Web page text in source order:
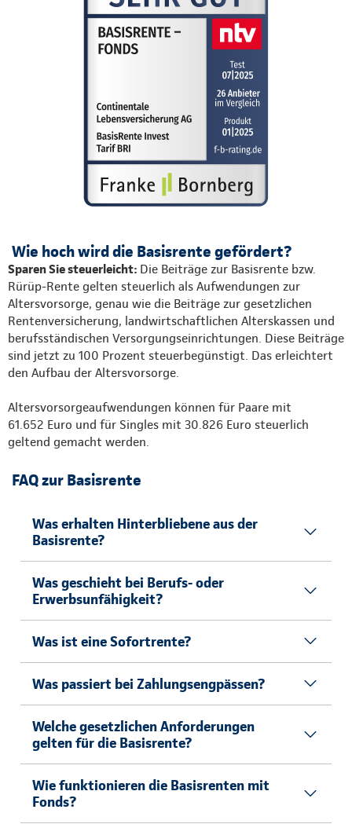
Wie hoch wird die Basisrente gefördert?
Sparen Sie steuerleicht: Die Beiträge zur Basisrente bzw.
Rürüp-Rente gelten steuerlich als Aufwendungen zur
Altersvorsorge, genau wie die Beiträge zur gesetzlichen
Rentenversicherung, landwirtschaftlichen Alterskassen und
berufsständischen Versorgungseinrichtungen. Diese Beiträge
sind jetzt zu 100 Prozent steuerbegünstigt. Das erleichtert
den Aufbau der Altersvorsorge.
Altersvorsorgeaufwendungen können für Paare mit
61.652 Euro und für Singles mit 30.826 Euro steuerlich
geltend gemacht werden.
FAQ zur Basisrente
Was erhalten Hinterbliebene aus der
Basisrente?
Was geschieht bei Berufs- oder
Erwerbsunfähigkeit?
Was ist eine Sofortrente?
Was passiert bei Zahlungsengpässen?
Welche gesetzlichen Anforderungen
gelten für die Basisrente?
Wie funktionieren die Basisrenten mit
Fonds?